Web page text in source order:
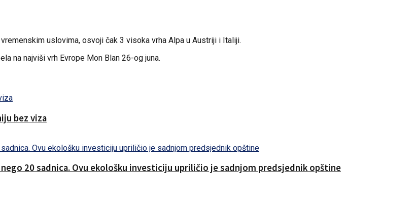
uslovima, osvoji čak 3 visoka vrha Alpa u Austriji i Italiji.
na najviši vrh Evrope Mon Blan 26-og juna.
bez viza
20 sadnica. Ovu ekološku investiciju upriličio je sadnjom predsjednik opštine